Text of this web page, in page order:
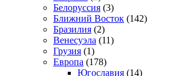
Белоруссия (3)
Ближний Восток (142)
Бразилия (2)
Венесуэла (11)
Грузия (1)
Европа (178)
Югославия (14)